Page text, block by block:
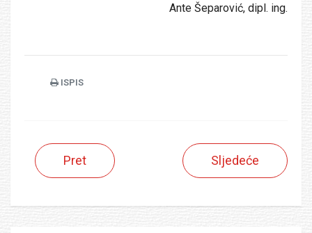
Ante Šeparović, dipl. ing.
ISPIS
Pret Sljedeće